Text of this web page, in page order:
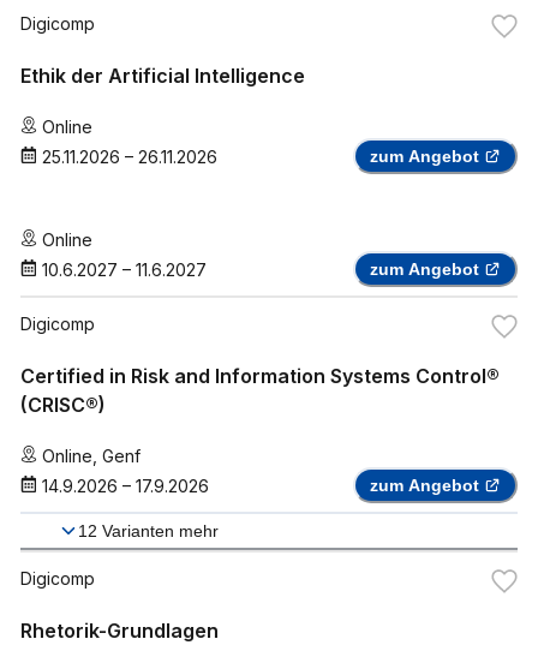
Digicomp
Ethik der Artificial Intelligence
Online
25.11.2026 – 26.11.2026 zum Angebot
Online
10.6.2027 – 11.6.2027 zum Angebot
Digicomp
Certified in Risk and Information Systems Control®
(CRISC®)
Online Genf
14.9.2026 – 17.9.2026 zum Angebot
12 Varianten mehr
Digicomp
Rhetorik-Grundlagen